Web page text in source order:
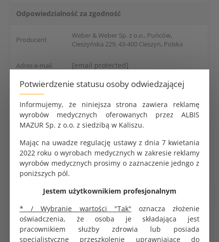
Potwierdzenie statusu osoby odwiedzającej
Informujemy, że niniejsza strona zawiera reklamę
wyrobów medycznych oferowanych przez ALBIS
MAZUR Sp. z o.o. z siedzibą w Kaliszu.
Mając na uwadze regulację ustawy z dnia 7 kwietania
2022 roku o wyrobach medycznych w zakresie reklamy
wyrobów medycznych prosimy o zaznaczenie jedngo z
poniższych pól.
Jestem użytkownikiem profesjonalnym
* / Wybranie wartości "Tak" oznacza złożenie
oświadczenia, że osoba je składająca jest
pracownikiem służby zdrowia lub posiada
specjalistyczne przeszkolenie uprawniające do
Odpowiedzialność za zgodność
Producent
Weber & Weber Sp. z o.o., Puńców,
Cieszyńska 229, 43-400 Cieszyn, Polska
Adres e-mail [email protected]
MedixPro serwety medyczne bibułowo - foliowe. Trzy
warstwy bibuła - bibuła - folia. Rolka 50 cm x 50 cm. 80
sztuk na rolce. Nieprzemakalne. Kolor fuksja.
Opakowanie zbiorcze 6 rolek. Jednostka zakupu 1 rolka.
PRODUKTY POWIĄZANE CHĘTNIE KUPOWANE